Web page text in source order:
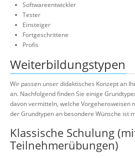
Softwareentwickler
Tester
Einsteiger
Fortgeschrittene
Profis
Weiterbildungstypen
Wir passen unser didaktisches Konzept an
an. Nachfolgend finden Sie einige
davon vermitteln, welche Vorgehensweisen
der Grundtypen an besondere Wünsche ist
Klassische Schulung
Teilnehmerübungen)